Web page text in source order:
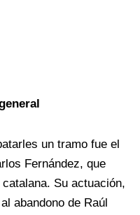
un tramo fue el
Fernández, que
Su actuación,
abandono de Raúl